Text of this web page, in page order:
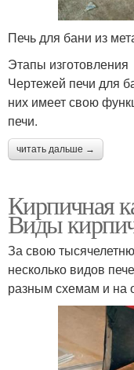
Печь для бани из
Этапы изготовления
Чертежей печи для
них имеет свою
печи.
читать дальше →
Кирпичная
Виды
За свою
несколько видов
разным схемам и на